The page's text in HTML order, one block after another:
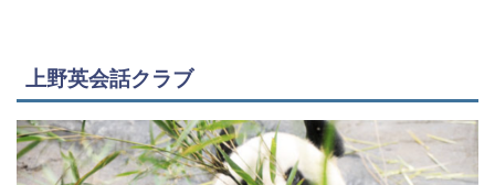
上野英会話クラブ